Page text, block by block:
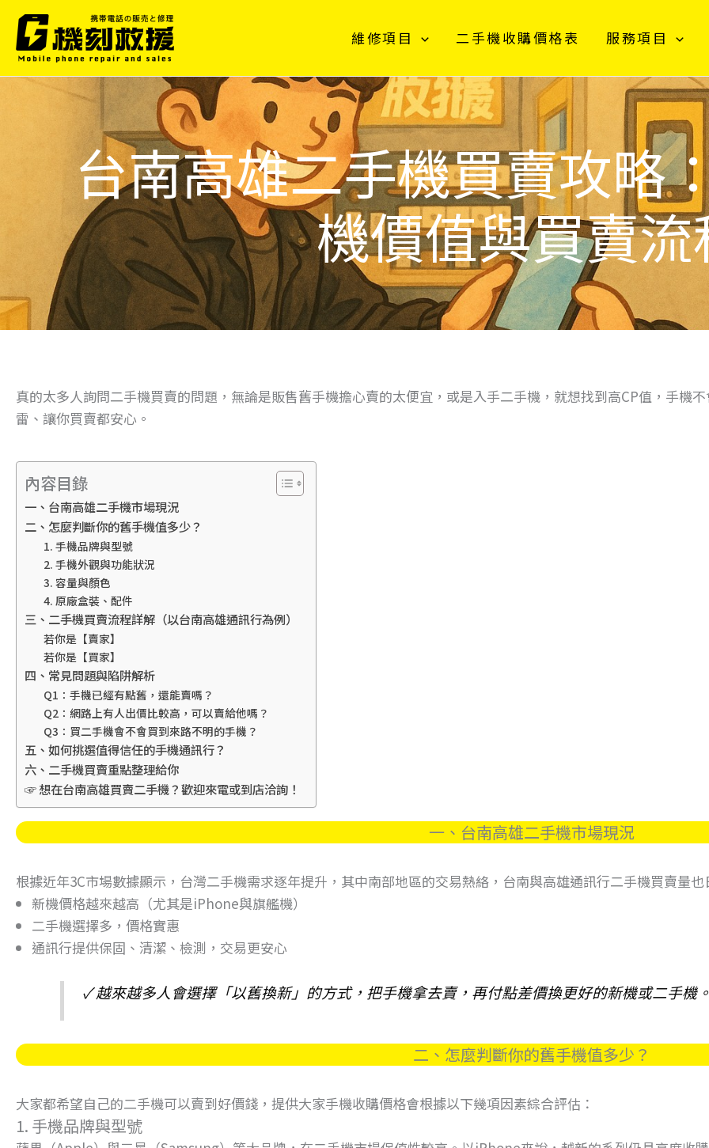
要
維修項目 二手機收購價格表 服務項目
台南高雄二手機買賣攻略
機價值與買賣
真的太多人詢問二手機買賣的問題，無論是販售舊手機擔心賣的太便宜，或是入手二手機，就想找到高CP值，手機
雷、讓你買賣都安心。
內容目錄
一、台南高雄二手機市場現況
二、怎麼判斷你的舊手機值多少？
1. 手機品牌與型號
2. 手機外觀與功能狀況
3. 容量與顏色
4. 原廠盒裝、配件
三、二手機買賣流程詳解（以台南高雄通訊行為例）
若你是【賣家】
若你是【買家】
四、常見問題與陷阱解析
Q1：手機已經有點舊，還能賣嗎？
Q2：網路上有人出價比較高，可以賣給他嗎？
Q3：買二手機會不會買到來路不明的手機？
五、如何挑選值得信任的手機通訊行？
六、二手機買賣重點整理給你
☞ 想在台南高雄買賣二手機？歡迎來電或到店洽詢！
一、台南高雄二手機市場現況
根據近年3C市場數據顯示，台灣二手機需求逐年提升，其中南部地區的交易熱絡，台南與高雄通訊行二手機買賣量
新機價格越來越高（尤其是iPhone與旗艦機）
二手機選擇多，價格實惠
通訊行提供保固、清潔、檢測，交易更安心
✓ 越來越多人會選擇「以舊換新」的方式，把手機拿去賣，再付點差價換更好的新機或二手機
二、怎麼判斷你的舊手機值多少？
大家都希望自己的二手機可以賣到好價錢，提供大家手機收購價格會根據以下幾項因素綜合評估：
1. 手機品牌與型號